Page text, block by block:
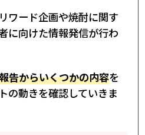
ワード企画や焼酎に関す
に向けた情報発信が行わ
告からいくつかの内容を
の動きを確認していきま